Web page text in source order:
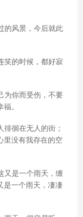
的风景，今后就此
笑的时候，都好寂
为你而受伤，不要
。
徘徊在无人的街；
里没有我存在的空
又是一个雨天，缠
是一个雨天，凄凄